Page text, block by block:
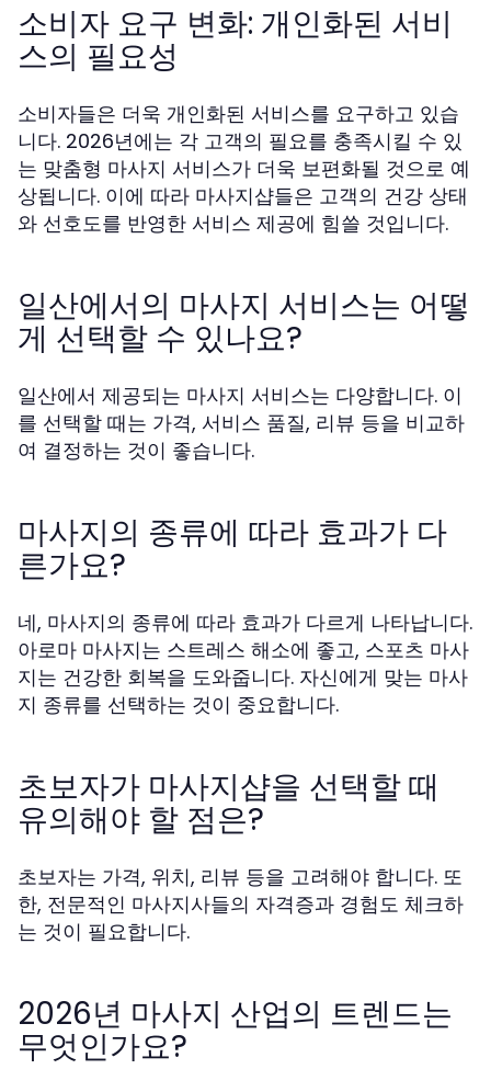
소비자 요구 변화: 개인화된 서비
스의 필요성
소비자들은 더욱 개인화된 서비스를 요구하고 있습
니다. 2026년에는 각 고객의 필요를 충족시킬 수 있
는 맞춤형 마사지 서비스가 더욱 보편화될 것으로 예
상됩니다. 이에 따라 마사지샵들은 고객의 건강 상태
와 선호도를 반영한 서비스 제공에 힘쓸 것입니다.
일산에서의 마사지 서비스는 어떻
게 선택할 수 있나요?
일산에서 제공되는 마사지 서비스는 다양합니다. 이
를 선택할 때는 가격, 서비스 품질, 리뷰 등을 비교하
여 결정하는 것이 좋습니다.
마사지의 종류에 따라 효과가 다
른가요?
네, 마사지의 종류에 따라 효과가 다르게 나타납니다.
아로마 마사지는 스트레스 해소에 좋고, 스포츠 마사
지는 건강한 회복을 도와줍니다. 자신에게 맞는 마사
지 종류를 선택하는 것이 중요합니다.
초보자가 마사지샵을 선택할 때
유의해야 할 점은?
초보자는 가격, 위치, 리뷰 등을 고려해야 합니다. 또
한, 전문적인 마사지사들의 자격증과 경험도 체크하
는 것이 필요합니다.
2026년 마사지 산업의 트렌드는
무엇인가요?